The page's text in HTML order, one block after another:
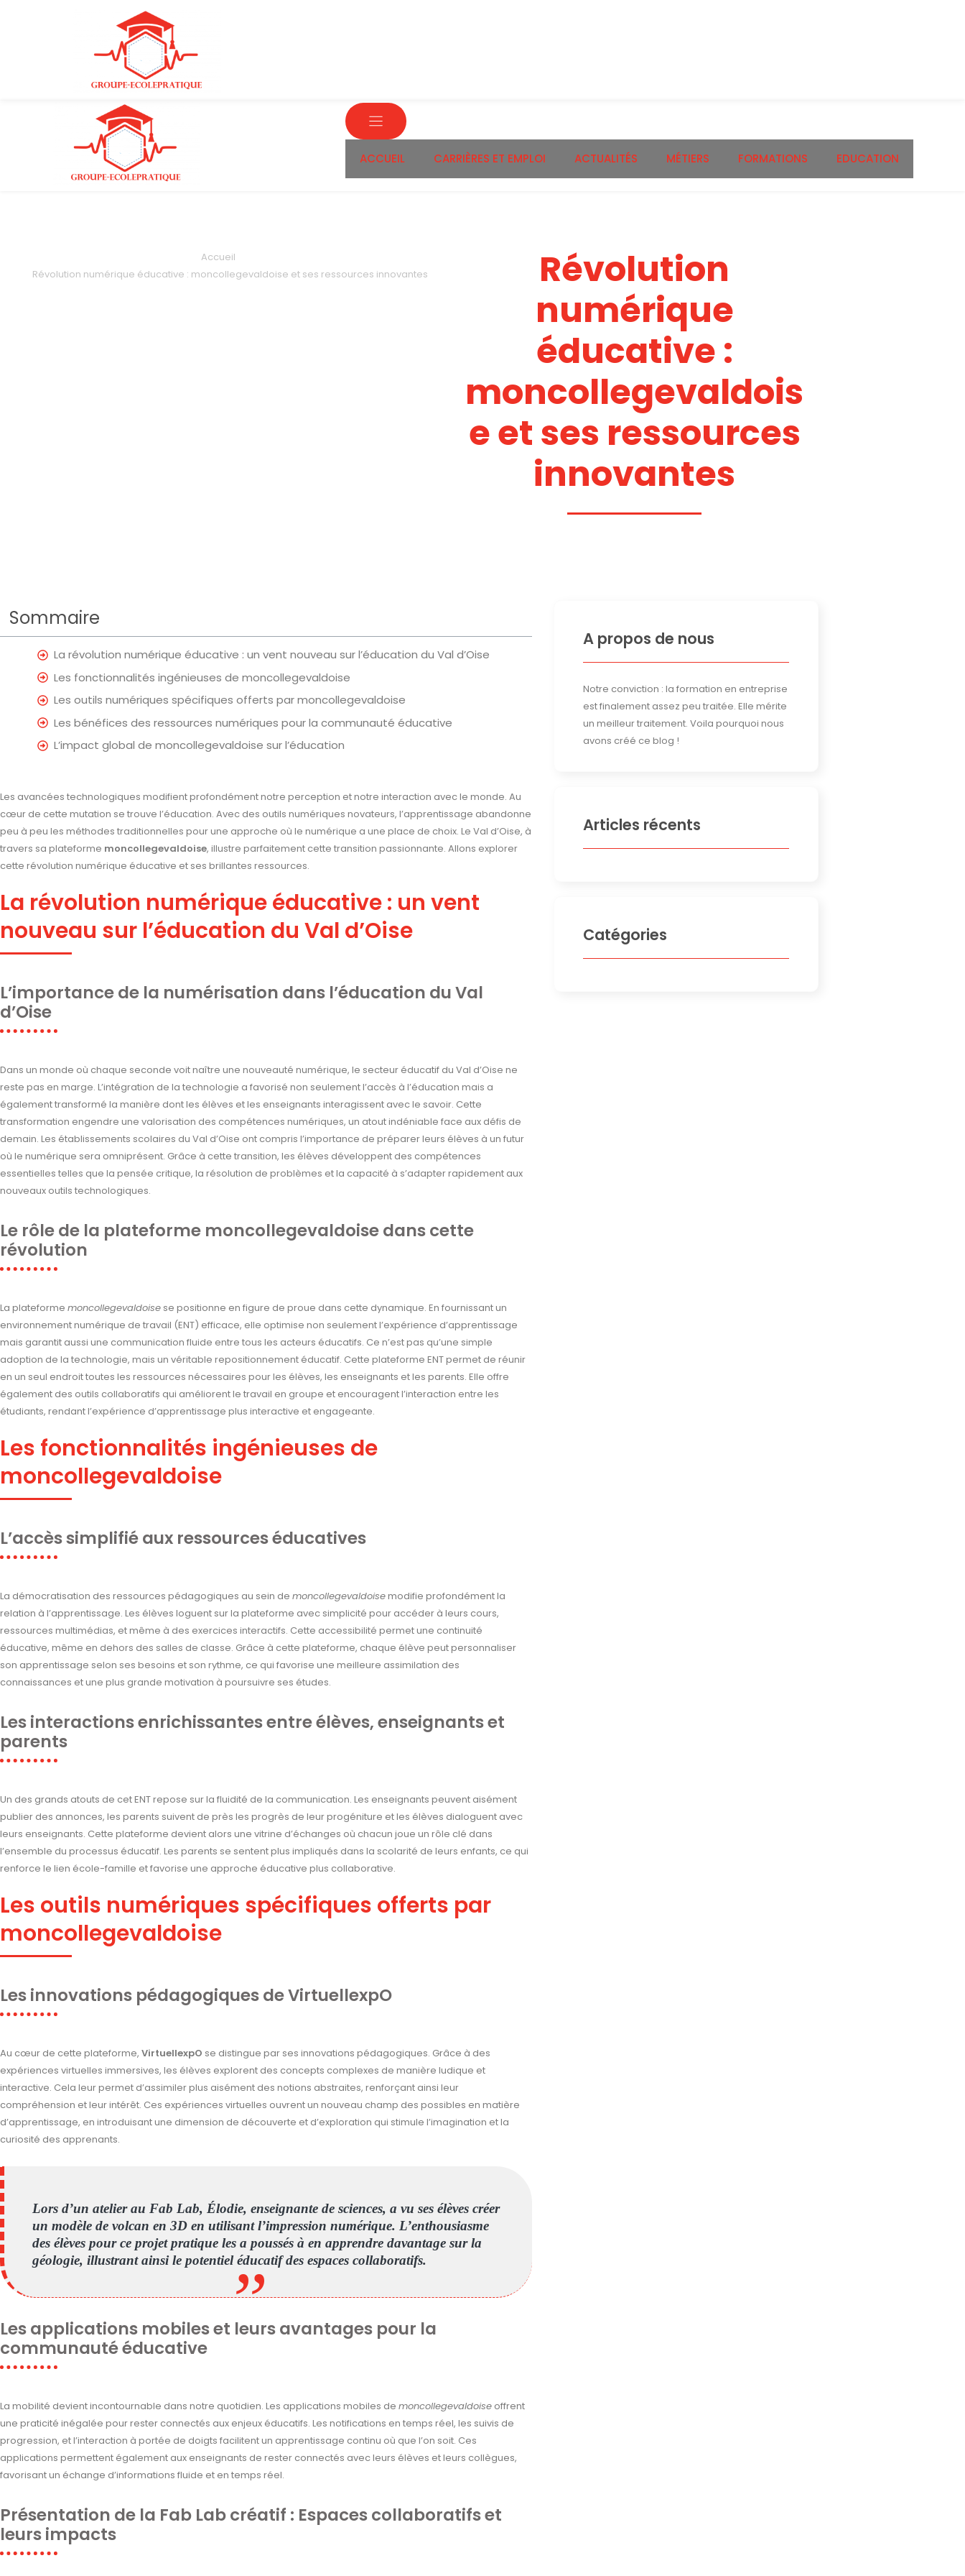
ACCUEIL CARRIÈRES ET EMPLOI ACTUALITÉS MÉTIERS FORMATIONS EDUCATION
Accueil
Révolution numérique éducative : moncollegevaldoise et ses ressources innovantes
Révolution
numérique
éducative :
moncollegevaldois
e et ses ressources
innovantes
Sommaire
La révolution numérique éducative : un vent nouveau sur l’éducation du Val d’Oise
Les fonctionnalités ingénieuses de moncollegevaldoise
Les outils numériques spécifiques offerts par moncollegevaldoise
Les bénéfices des ressources numériques pour la communauté éducative
L’impact global de moncollegevaldoise sur l’éducation
Les avancées technologiques modifient profondément notre perception et notre interaction avec le monde. Au
cœur de cette mutation se trouve l’éducation. Avec des outils numériques novateurs, l’apprentissage abandonne
peu à peu les méthodes traditionnelles pour une approche où le numérique a une place de choix. Le Val d’Oise, à
travers sa plateforme moncollegevaldoise, illustre parfaitement cette transition passionnante. Allons explorer
cette révolution numérique éducative et ses brillantes ressources.
La révolution numérique éducative : un vent
nouveau sur l’éducation du Val d’Oise
L’importance de la numérisation dans l’éducation du Val
d’Oise
Dans un monde où chaque seconde voit naître une nouveauté numérique, le secteur éducatif du Val d’Oise ne
reste pas en marge. L’intégration de la technologie a favorisé non seulement l’accès à l’éducation mais a
également transformé la manière dont les élèves et les enseignants interagissent avec le savoir. Cette
transformation engendre une valorisation des compétences numériques, un atout indéniable face aux défis de
demain. Les établissements scolaires du Val d’Oise ont compris l’importance de préparer leurs élèves à un futur
où le numérique sera omniprésent. Grâce à cette transition, les élèves développent des compétences
essentielles telles que la pensée critique, la résolution de problèmes et la capacité à s’adapter rapidement aux
nouveaux outils technologiques.
Le rôle de la plateforme moncollegevaldoise dans cette
révolution
La plateforme moncollegevaldoise se positionne en figure de proue dans cette dynamique. En fournissant un
environnement numérique de travail (ENT) efficace, elle optimise non seulement l’expérience d’apprentissage
mais garantit aussi une communication fluide entre tous les acteurs éducatifs. Ce n’est pas qu’une simple
adoption de la technologie, mais un véritable repositionnement éducatif. Cette plateforme ENT permet de réunir
en un seul endroit toutes les ressources nécessaires pour les élèves, les enseignants et les parents. Elle offre
également des outils collaboratifs qui améliorent le travail en groupe et encouragent l’interaction entre les
étudiants, rendant l’expérience d’apprentissage plus interactive et engageante.
Les fonctionnalités ingénieuses de
moncollegevaldoise
L’accès simplifié aux ressources éducatives
La démocratisation des ressources pédagogiques au sein de moncollegevaldoisemodifie profondément la
relation à l’apprentissage. Les élèves loguent sur la plateforme avec simplicité pour accéder à leurs cours,
ressources multimédias, et même à des exercices interactifs. Cette accessibilité permet une continuité
éducative, même en dehors des salles de classe. Grâce à cette plateforme, chaque élève peut personnaliser
son apprentissage selon ses besoins et son rythme, ce qui favorise une meilleure assimilation des
connaissances et une plus grande motivation à poursuivre ses études.
Les interactions enrichissantes entre élèves, enseignants et
parents
Un des grands atouts de cet ENT repose sur la fluidité de la communication. Les enseignants peuvent aisément
publier des annonces, les parents suivent de près les progrès de leur progéniture et les élèves dialoguent avec
leurs enseignants. Cette plateforme devient alors une vitrine d’échanges où chacun joue un rôle clé dans
l’ensemble du processus éducatif. Les parents se sentent plus impliqués dans la scolarité de leurs enfants, ce qui
renforce le lien école-famille et favorise une approche éducative plus collaborative.
Les outils numériques spécifiques offerts par
moncollegevaldoise
Les innovations pédagogiques de VirtuellexpO
Au cœur de cette plateforme, VirtuellexpO se distingue par ses innovations pédagogiques. Grâce à des
expériences virtuelles immersives, les élèves explorent des concepts complexes de manière ludique et
interactive. Cela leur permet d’assimiler plus aisément des notions abstraites, renforçant ainsi leur
compréhension et leur intérêt. Ces expériences virtuelles ouvrent un nouveau champ des possibles en matière
d’apprentissage, en introduisant une dimension de découverte et d’exploration qui stimule l’imagination et la
curiosité des apprenants.
Lors d’un atelier au Fab Lab, Élodie, enseignante de sciences, a vu ses élèves créer
un modèle de volcan en 3D en utilisant l’impression numérique. L’enthousiasme
des élèves pour ce projet pratique les a poussés à en apprendre davantage sur la
géologie, illustrant ainsi le potentiel éducatif des espaces collaboratifs.
Les applications mobiles et leurs avantages pour la
communauté éducative
La mobilité devient incontournable dans notre quotidien. Les applications mobiles de moncollegevaldoise offrent
une praticité inégalée pour rester connectés aux enjeux éducatifs. Les notifications en temps réel, les suivis de
progression, et l’interaction à portée de doigts facilitent un apprentissage continu où que l’on soit. Ces
applications permettent également aux enseignants de rester connectés avec leurs élèves et leurs collègues,
favorisant un échange d’informations fluide et en temps réel.
Présentation de la Fab Lab créatif : Espaces collaboratifs et
leurs impacts
A propos de nous
Notre conviction : la formation en entreprise
est finalement assez peu traitée. Elle mérite
un meilleur traitement. Voila pourquoi nous
avons créé ce blog !
Articles récents
Catégories